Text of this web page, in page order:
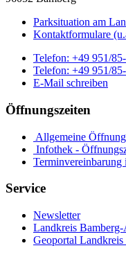
Parksituation am
Kontaktformulare
Telefon: +49 951/
Telefon: +49 951/
E-Mail schreiben
Öffnungszeiten
Allgemeine
Infothek -
Terminvereinbarung
Service
Newsletter
Landkreis
Geoportal Landkreis